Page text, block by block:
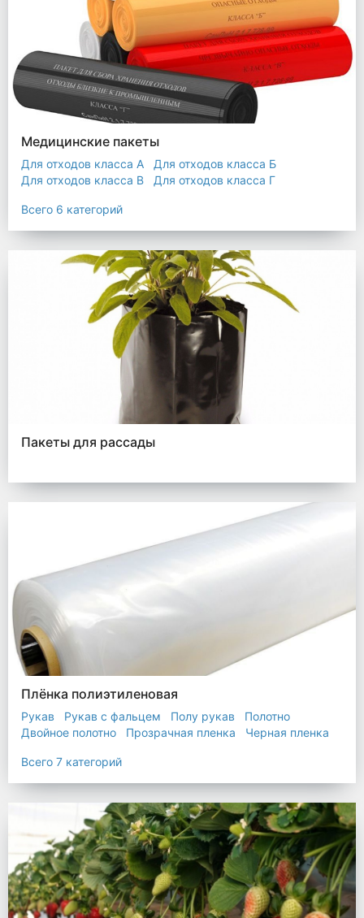
Медицинские пакеты
Для отходов класса А
Для отходов класса Б
Для отходов класса В
Для отходов класса Г
Пакеты термостойкие для утилизатора
Всего 6 категорий
Пакеты для рассады
Плёнка полиэтиленовая
Рукав Рукав с фальцем Полу рукав
Полотно
Двойное полотно
Прозрачная пленка Черная пленка
Всего 7 категорий